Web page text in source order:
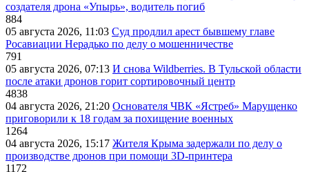
создателя дрона «Упырь», водитель погиб
884
05 августа 2026, 11:03 Суд продлил арест бывшему главе
Росавиации Нерадько по делу о мошенничестве
791
05 августа 2026, 07:13 И снова Wildberries. В Тульской области
после атаки дронов горит сортировочный центр
4838
04 августа 2026, 21:20 Основателя ЧВК «Ястреб» Марущенко
приговорили к 18 годам за похищение военных
1264
04 августа 2026, 15:17 Жителя Крыма задержали по делу о
производстве дронов при помощи 3D‑принтера
1172